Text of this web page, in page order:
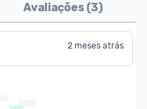
Avaliações (3)
2 meses atrás